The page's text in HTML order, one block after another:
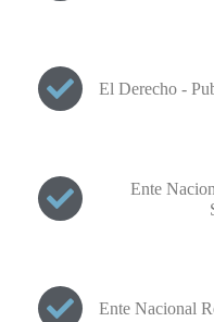
El Derecho -
Ente
Ente Nacional